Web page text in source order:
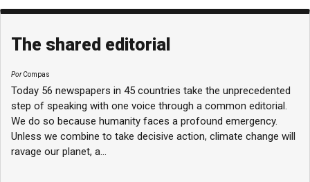
The shared editorial
PorCompas
Today 56 newspapers in 45 countries take the unprecedented
step of speaking with one voice through a common editorial.
We do so because humanity faces a profound emergency.
Unless we combine to take decisive action, climate change will
ravage our planet, a...